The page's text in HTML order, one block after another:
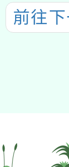
前往